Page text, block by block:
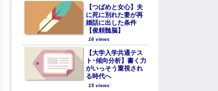
【つばめと女心】夫
に死に別れた妻が再
婚話に出した条件
【俊頼髄脳】
16 views
【大学入学共通テス
ト･傾向分析】書く力
がいっそう重視され
る時代へ
15 views